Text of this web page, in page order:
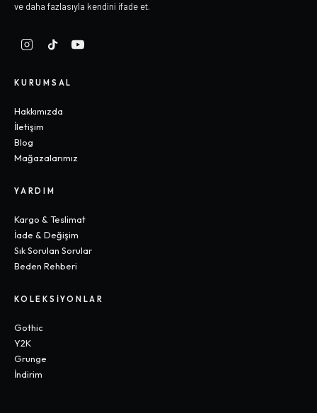
ve daha fazlasıyla kendini ifade et.
KURUMSAL
Hakkımızda
İletişim
Blog
Mağazalarımız
YARDIM
Kargo & Teslimat
İade & Değişim
Sık Sorulan Sorular
Beden Rehberi
KOLEKSIYONLAR
Gothic
Y2K
Grunge
İndirim